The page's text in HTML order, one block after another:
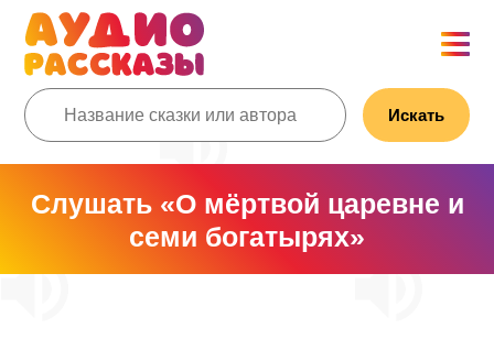
Искать
Слушать «О мёртвой царевне и
семи богатырях»